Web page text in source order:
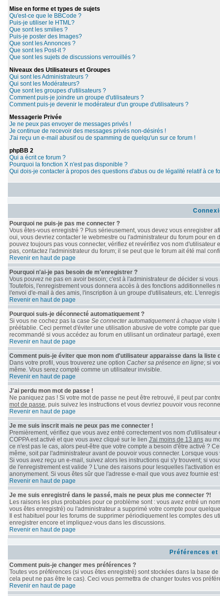
Mise en forme et types de sujets
Qu'est-ce que le BBCode ?
Puis-je utiliser le HTML?
Que sont les smilies ?
Puis-je poster des Images?
Que sont les Annonces ?
Que sont les Post-it ?
Que sont les sujets de discussions verrouillés ?
Niveaux des Utilisateurs et Groupes
Qui sont les Administrateurs ?
Qui sont les Modérateurs?
Que sont les groupes d'utilisateurs ?
Comment puis-je joindre un groupe d'utilisateurs ?
Comment puis-je devenir le modérateur d'un groupe d'utilisateurs ?
Messagerie Privée
Je ne peux pas envoyer de messages privés !
Je continue de recevoir des messages privés non-désirés !
J'ai reçu un e-mail abusif ou de spamming de quelqu'un sur ce forum !
phpBB 2
Qui a écrit ce forum ?
Pourquoi la fonction X n'est pas disponible ?
Qui dois-je contacter à propos des questions d'abus ou de légalité relatif à ce
Pourquoi ne puis-je pas me connecter ?
Vous êtes-vous enregistré ? Plus sérieusement, vous devez vous enregistrer
oui, vous devriez contacter le webmestre ou l'administrateur du forum pour
pouvez toujours pas vous connecter, vérifiez et revérifiez vos nom
pas, contactez l'administrateur du forum; il se peut que le forum ait été mal
Revenir en haut de page
Pourquoi n'ai-je pas besoin de m'enregistrer ?
Vous pouvez ne pas en avoir besoin; c'est à l'administrateur de décider si
Toutefois, l'enregistrement vous donnera accès à des fonctions
l'envoi d'e-mail à des amis, l'inscription à un groupe d'utilisateurs, etc.
Revenir en haut de page
Pourquoi suis-je déconnecté automatiquement ?
Si vous ne cochez pas la case Se connecter automatiquement à chaque visite
préétablie. Ceci permet d'éviter une utilisation abusive de votre compte par
recommandé si vous accédez au forum en utilisant un ordinateur partagé,
Revenir en haut de page
Comment puis-je éviter que mon nom d'utilisateur apparaisse dans la liste
Dans votre profil, vous trouverez une option Cacher sa présence en ligne; si
même. Vous serez compté comme un utilisateur invisible.
Revenir en haut de page
J'ai perdu mon mot de passe !
Ne paniquez pas ! Si votre mot de passe ne peut être retrouvé, il peut par
mot de passe, puis suivez les instructions et vous devriez pouvoir vous
Revenir en haut de page
Je me suis inscrit mais ne peux pas me connecter !
Premièrement, vérifiez que vous avez entré correctement vos nom
COPPA est activé et que vous avez cliqué sur le lien J'ai moins de 13 ans au
ce n'est pas le cas, alors peut-être que votre compte a besoin d'être activé ?
même, soit par l'administrateur avant de pouvoir vous connecter. Lorsque
Si vous avez reçu un e-mail, suivez alors les instructions qui s'y trouvent; si
de l'enregistrement est valide ? L'une des raisons pour lesquelles l'activation
anonymement. Si vous êtes sûr que l'adresse e-mail que vous avez fournie
Revenir en haut de page
Je me suis enregistré dans le passé, mais ne peux plus me connecter ?!
Les raisons les plus probables pour ce problème sont : vous avez entré un
vous êtes enregistré) ou l'administrateur a supprimé votre compte pour
Il est habituel pour les forums de supprimer périodiquement les comptes
enregistrer encore et impliquez-vous dans les discussions.
Revenir en haut de page
Préférences
Comment puis-je changer mes préférences ?
Toutes vos préférences (si vous êtes enregistré) sont stockées dans la base
cela peut ne pas être le cas). Ceci vous permettra de changer toutes vos
Revenir en haut de page